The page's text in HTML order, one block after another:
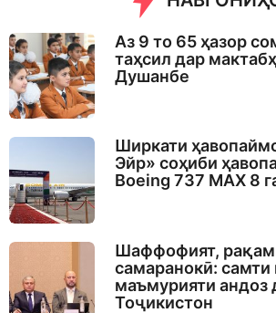
Аз 9 то 65 ҳазор
таҳсил дар
Душанбе
Ширкати
Эйр» соҳиби
Boeing 737 MAX 8
Шаффофият,
самаранокӣ:
маъмурияти андоз
Тоҷикистон